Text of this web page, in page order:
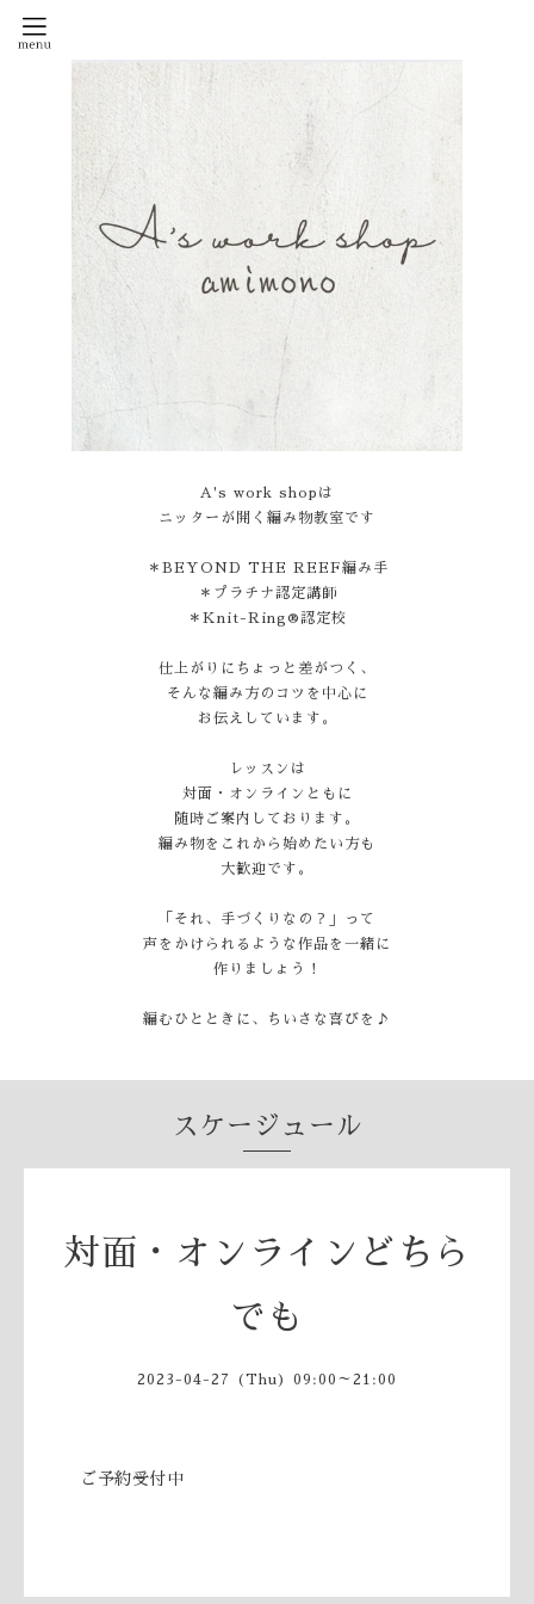
A's work shopは
ニッターが開く編み物教室です
＊BEYOND THE REEF編み手
＊プラチナ認定講師
＊Knit-Ring®認定校
仕上がりにちょっと差がつく、
そんな編み方のコツを中心に
お伝えしています。
レッスンは
対面・オンラインともに
随時ご案内しております。
編み物をこれから始めたい方も
大歓迎です。
「それ、手づくりなの？」って
声をかけられるような作品を一緒に
作りましょう！
編むひとときに、ちいさな喜びを♪
スケージュール
対面・オンラインどちら
でも
2023-04-27 (Thu) 09:00～21:00
ご予約受付中